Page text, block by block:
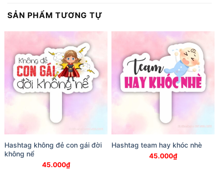
SẢN PHẨM TƯƠNG TỰ
Hashtag không đẻ con gái đời
không nể
45.000₫
Hashtag team hay khóc nhè
45.000₫